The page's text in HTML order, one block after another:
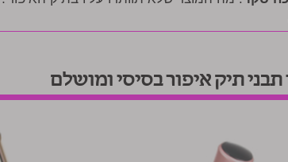
תבני תיק איפור בסיסי ומושלם